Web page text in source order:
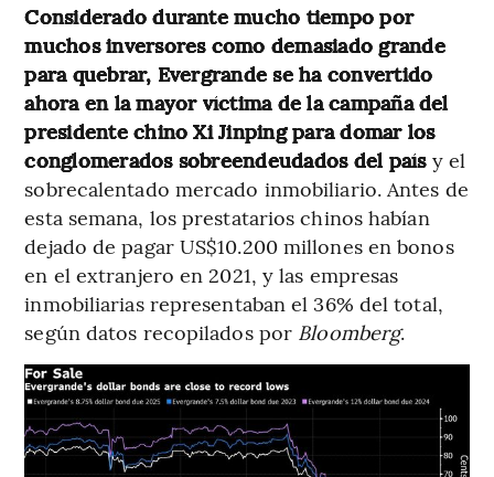
Considerado durante mucho tiempo por
muchos inversores como demasiado grande
para quebrar, Evergrande se ha convertido
ahora en la mayor víctima de la campaña del
presidente chino Xi Jinping para domar los
conglomerados sobreendeudados del país y el
sobrecalentado mercado inmobiliario. Antes de
esta semana, los prestatarios chinos habían
dejado de pagar US$10.200 millones en bonos
en el extranjero en 2021, y las empresas
inmobiliarias representaban el 36% del total,
según datos recopilados por Bloomberg.